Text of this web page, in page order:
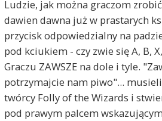
Ludzie, jak można graczom
dawien dawna już w prastarych
przycisk odpowiedzialny na
pod kciukiem - czy zwie się A, B,
Graczu ZAWSZE na dole i tyle.
potrzymajcie nam piwo"...
twórcy Folly of the Wizards i
pod prawym palcem